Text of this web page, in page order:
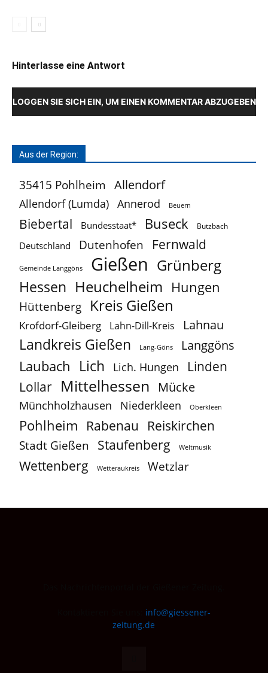
Hinterlasse eine Antwort
LOGGEN SIE SICH EIN, UM EINEN KOMMENTAR ABZUGEBEN
Aus der Region:
35415 Pohlheim Allendorf
Allendorf (Lumda) Annerod Beuern
Biebertal Bundesstaat* Buseck Butzbach
Deutschland Dutenhofen Fernwald
Gemeinde Langgöns Gießen Grünberg
Hessen Heuchelheim Hungen
Hüttenberg Kreis Gießen
Krofdorf-Gleiberg Lahn-Dill-Kreis Lahnau
Landkreis Gießen Lang-Göns Langgöns
Laubach Lich Lich. Hungen Linden
Lollar Mittelhessen Mücke
Münchholzhausen Niederkleen Oberkleen
Pohlheim Rabenau Reiskirchen
Stadt Gießen Staufenberg Weltmusik
Wettenberg Wetteraukreis Wetzlar
info@giessener-
zeitung.de